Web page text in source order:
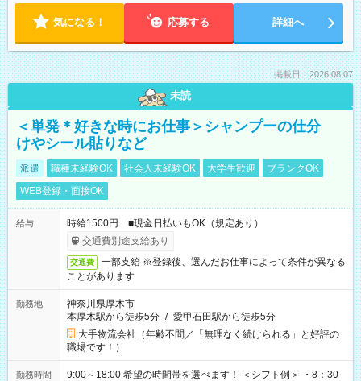
気になる！ 応募する 詳細へ
掲載日：2026.08.07
未読
＜単発＊好きな時にお仕事＞シャンプーの仕分
けやシール貼りなど
派遣 職種未経験OK 社会人未経験OK 大学生歓迎
ブランクOK
WEB登録・面接OK
給与
時給1500円 ■現金日払いもOK（規定あり）
交通費別途支給あり
交通費
一部支給 ※登録後、選んだお仕事によって条件が異なる
ことがあります
勤務地
神奈川県厚木市
本厚木駅から徒歩5分 / 愛甲石田駅から徒歩5分
大手物流会社（年齢不問／「無理なく続けられる」と好評の
職場です！）
勤務時間
9:00～18:00 希望の時間帯を選べます！ ＜シフト例＞ ・8：30